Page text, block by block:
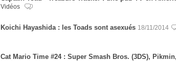
Vidéos
Koichi Hayashida : les Toads sont asexués 18/11/2014
Cat Mario Time #24 : Super Smash Bros. (3DS),